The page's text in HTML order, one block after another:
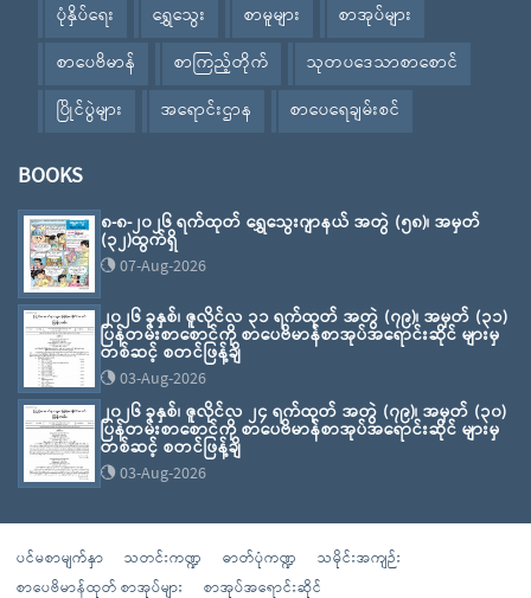
ပုံနှိပ်ရေး ရွှေသွေး စာမူများ
စာအုပ်များ
စာပေဗိမာန်
စာကြည့်တိုက်
သုတပဒေသာစာစောင်
ပြိုင်ပွဲများ
အရောင်းဌာန စာပေရေချမ်းစင်
BOOKS
၈-၈-၂၀၂၆ ရက်ထုတ် ရွှေသွေးဂျာနယ် အတွဲ (၅၈)၊ အမှတ်
(၃၂)ထွက်ရှိ
07-Aug-2026
၂၀၂၆ ခုနှစ်၊ ဇူလိုင်လ ၃၁ ရက်ထုတ် အတွဲ (၇၉)၊ အမှတ် (၃၁)
ပြန်တမ်းစာစောင်ကို စာပေဗိမာန်စာအုပ်အရောင်းဆိုင် များမှ
တစ်ဆင့် စတင်ဖြန့်ချိ
03-Aug-2026
၂၀၂၆ ခုနှစ်၊ ဇူလိုင်လ ၂၄ ရက်ထုတ် အတွဲ (၇၉)၊ အမှတ် (၃၀)
ပြန်တမ်းစာစောင်ကို စာပေဗိမာန်စာအုပ်အရောင်းဆိုင် များမှ
တစ်ဆင့် စတင်ဖြန့်ချိ
03-Aug-2026
ပင်မစာမျက်နှာ သတင်းကဏ္ဍ ဓာတ်ပုံကဏ္ဍ
သမိုင်းအကျဉ်း
စာပေဗိမာန်ထုတ် စာအုပ်များ
စာအုပ်အရောင်းဆိုင်